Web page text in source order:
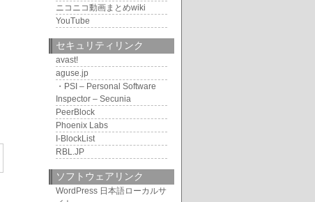
ニコニコ動画まとめwiki
YouTube
セキュリティリンク
avast!
aguse.jp
・PSI – Personal Software
Inspector – Secunia
PeerBlock
Phoenix Labs
I-BlockList
RBL.JP
ソフトウェアリンク
WordPress 日本語ローカルサ